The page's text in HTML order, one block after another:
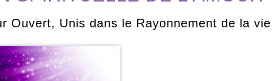
Ouvert, Unis dans le Rayonnement de la vie